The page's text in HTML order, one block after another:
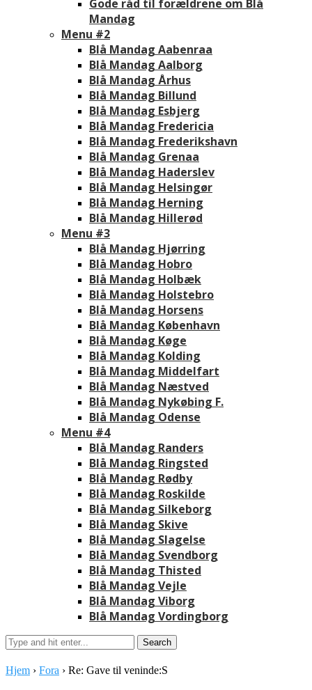
Gode råd til forældrene om Blå
Mandag
Menu #2
Blå Mandag Aabenraa
Blå Mandag Aalborg
Blå Mandag Århus
Blå Mandag Billund
Blå Mandag Esbjerg
Blå Mandag Fredericia
Blå Mandag Frederikshavn
Blå Mandag Grenaa
Blå Mandag Haderslev
Blå Mandag Helsingør
Blå Mandag Herning
Blå Mandag Hillerød
Menu #3
Blå Mandag Hjørring
Blå Mandag Hobro
Blå Mandag Holbæk
Blå Mandag Holstebro
Blå Mandag Horsens
Blå Mandag København
Blå Mandag Køge
Blå Mandag Kolding
Blå Mandag Middelfart
Blå Mandag Næstved
Blå Mandag Nykøbing F.
Blå Mandag Odense
Menu #4
Blå Mandag Randers
Blå Mandag Ringsted
Blå Mandag Rødby
Blå Mandag Roskilde
Blå Mandag Silkeborg
Blå Mandag Skive
Blå Mandag Slagelse
Blå Mandag Svendborg
Blå Mandag Thisted
Blå Mandag Vejle
Blå Mandag Viborg
Blå Mandag Vordingborg
Hjem › Fora › Re: Gave til veninde:S